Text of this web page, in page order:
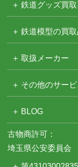
鉄道グッズ買
鉄道模型の買
取扱メーカー
その他のサー
BLOG
古物商許可：
埼玉県公安委員会